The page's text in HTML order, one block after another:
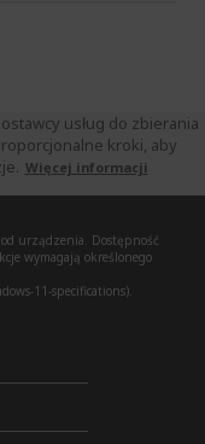
usług do zbierania
kroki, aby
Więcej informacji
urządzenia. Dostępność
wymagają określonego
11-specifications).